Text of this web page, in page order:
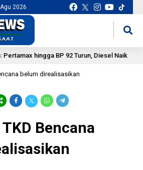
2026
hingga BP 92 Turun, Diesel Naik
belum direalisasikan
Bencana